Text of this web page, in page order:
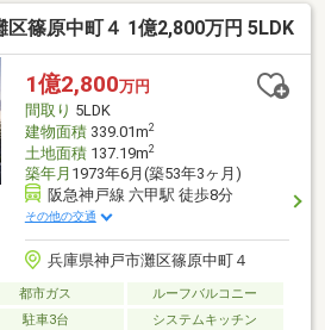
ージ1台分。家族がゆったり過ごせる
約8分、公園徒歩約1分。子育て世帯に
でスーパーが徒歩約3分に揃う便利な
区篠原中町４ 1億2,800万円 5LDK
1億2,800万円
間取り 5LDK
建物面積339.01m2
土地面積137.19m2
築年月 1973年6月(築53年3ヶ月)
阪急神戸線 六甲駅 徒歩8分
その他の交通
兵庫県神戸市灘区篠原中町４
都市ガス
ルーフバルコニー
駐車3台 システムキッチン